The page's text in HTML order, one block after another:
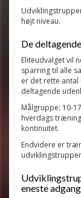
højt niveau.
De
Eliteudvalget vil
sparring til alle
er det rette
deltagende
Målgruppe: 10-
hverdags
kontinuitet.
Endvidere er
eneste